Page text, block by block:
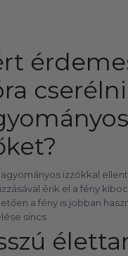
izzókkal
érik el a fény
a fény is jobban
sincs